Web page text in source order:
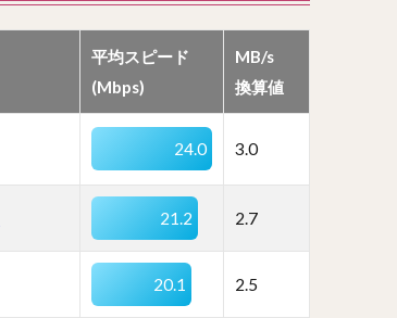
平均スピード
(Mbps)
MB/s
換算値
24.0 3.0
21.2 2.7
20.1 2.5